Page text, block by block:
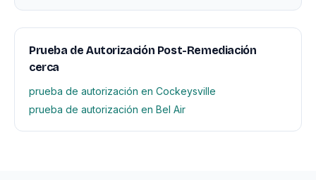
Prueba de Autorización Post-Remediación
cerca
prueba de autorización en Cockeysville
prueba de autorización en Bel Air